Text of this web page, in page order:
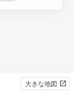
大きな地図